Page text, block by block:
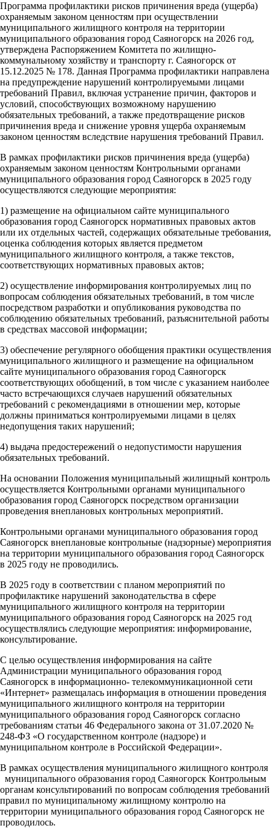
Программа профилактики рисков причинения вреда (ущерба)
охраняемым законом ценностям при осуществлении
муниципального жилищного контроля на территории
муниципального образования город Саяногорск на 2026 год,
утверждена Распоряжением Комитета по жилищно-
коммунальному хозяйству и транспорту г. Саяногорск от
15.12.2025 № 178. Данная Программа профилактики направлена
на предупреждение нарушений контролируемыми лицами
требований Правил, включая устранение причин, факторов и
условий, способствующих возможному нарушению
обязательных требований, а также предотвращение рисков
причинения вреда и снижение уровня ущерба охраняемым
законом ценностям вследствие нарушения требований Правил.
В рамках профилактики рисков причинения вреда (ущерба)
охраняемым законом ценностям Контрольными органами
муниципального образования город Саяногорск в 2025 году
осуществляются следующие мероприятия:
1) размещение на официальном сайте муниципального
образования город Саяногорск нормативных правовых актов
или их отдельных частей, содержащих обязательные требования,
оценка соблюдения которых является предметом
муниципального жилищного контроля, а также текстов,
соответствующих нормативных правовых актов;
2) осуществление информирования контролируемых лиц по
вопросам соблюдения обязательных требований, в том числе
посредством разработки и опубликования руководства по
соблюдению обязательных требований, разъяснительной работы
в средствах массовой информации;
3) обеспечение регулярного обобщения практики осуществления
муниципального жилищного и размещение на официальном
сайте муниципального образования город Саяногорск
соответствующих обобщений, в том числе с указанием наиболее
часто встречающихся случаев нарушений обязательных
требований с рекомендациями в отношении мер, которые
должны приниматься контролируемыми лицами в целях
недопущения таких нарушений;
4) выдача предостережений о недопустимости нарушения
обязательных требований.
На основании Положения муниципальный жилищный контроль
осуществляется Контрольными органами муниципального
образования город Саяногорск посредством организации
проведения внеплановых контрольных мероприятий.
Контрольными органами муниципального образования город
Саяногорск внеплановые контрольные (надзорные) мероприятия
на территории муниципального образования город Саяногорск
в 2025 году не проводились.
В 2025 году в соответствии с планом мероприятий по
профилактике нарушений законодательства в сфере
муниципального жилищного контроля на территории
муниципального образования город Саяногорск на 2025 год
осуществлялись следующие мероприятия: информирование,
консультирование.
С целью осуществления информирования на сайте
Администрации муниципального образования город
Саяногорск в информационно- телекоммуникационной сети
«Интернет» размещалась информация в отношении проведения
муниципального жилищного контроля на территории
муниципального образования город Саяногорск согласно
требованиям статьи 46 Федерального закона от 31.07.2020 №
248-ФЗ «О государственном контроле (надзоре) и
муниципальном контроле в Российской Федерации».
В рамках осуществления муниципального жилищного контроля
муниципального образования город Саяногорск Контрольным
органам консультирований по вопросам соблюдения требований
правил по муниципальному жилищному контролю на
территории муниципального образования город Саяногорск не
проводилось.